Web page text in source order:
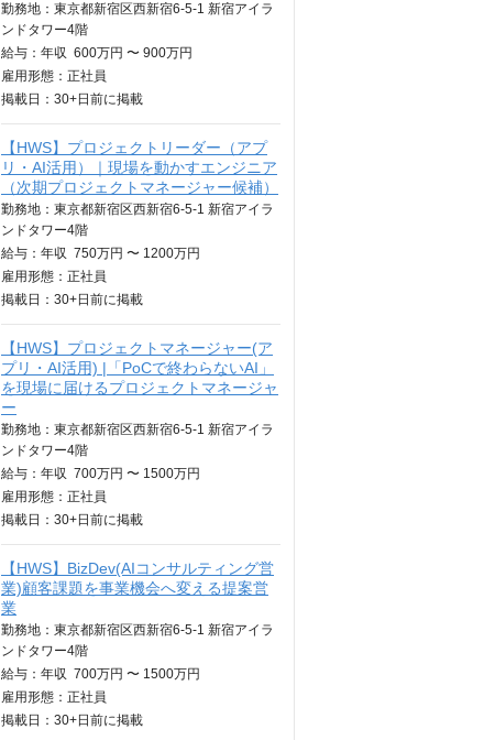
勤務地：東京都新宿区西新宿6-5-1 新宿アイラ
ンドタワー4階
給与： 年収 600万円 〜 900万円
雇用形態：正社員
掲載日： 30+日 前に掲載
【HWS】プロジェクトリーダー（アプ
リ・AI活用）｜現場を動かすエンジニア
（次期プロジェクトマネージャー候補）
勤務地：東京都新宿区西新宿6-5-1 新宿アイラ
ンドタワー4階
給与： 年収 750万円 〜 1200万円
雇用形態：正社員
掲載日： 30+日 前に掲載
【HWS】プロジェクトマネージャー(ア
プリ・AI活用) |「PoCで終わらないAI」
を現場に届けるプロジェクトマネージャ
ー
勤務地：東京都新宿区西新宿6-5-1 新宿アイラ
ンドタワー4階
給与： 年収 700万円 〜 1500万円
雇用形態：正社員
掲載日： 30+日 前に掲載
【HWS】BizDev(AIコンサルティング営
業)顧客課題を事業機会へ変える提案営
業
勤務地：東京都新宿区西新宿6-5-1 新宿アイラ
ンドタワー4階
給与： 年収 700万円 〜 1500万円
雇用形態：正社員
掲載日： 30+日 前に掲載